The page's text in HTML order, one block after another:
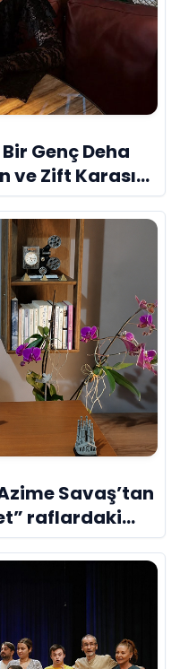
Genç Deha
ve Zift Karası
Savaş’tan
raflardaki